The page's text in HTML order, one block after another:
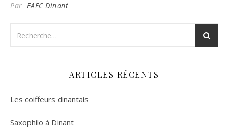
Par EAFC Dinant
ARTICLES RÉCENTS
Les coiffeurs dinantais
Saxophilo à Dinant